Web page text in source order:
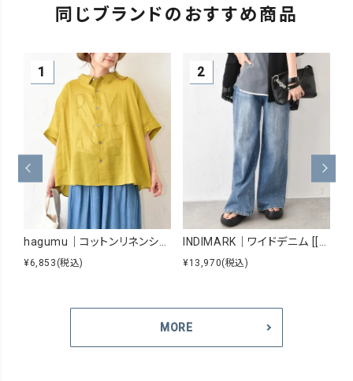
同じブランドのおすすめ商品
¥6,853 (税込) ¥13,970(税込)
MORE